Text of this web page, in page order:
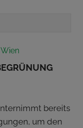
bereits
um den